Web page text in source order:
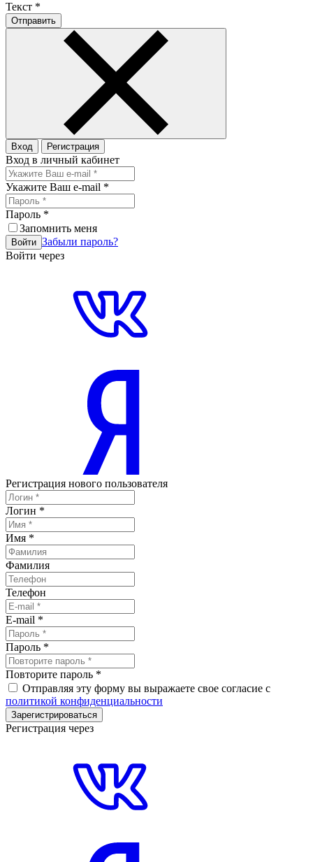
Текст *
Отправить
Вход Регистрация
Вход в личный кабинет
Укажите Ваш e-mail *
Пароль *
Запомнить меня
Войти Забыли пароль?
Войти через
Регистрация нового пользователя
Логин *
Имя *
Фамилия
Телефон
E-mail *
Пароль *
Повторите пароль *
Отправляя эту форму вы выражаете свое согласие с
политикой конфиденциальности
Зарегистрироваться
Регистрация через